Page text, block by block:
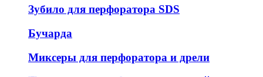
Зубило для перфоратора SDS
Бучарда
Миксеры для перфоратора и дрели